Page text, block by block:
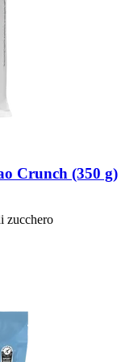
Crunch (350 g)
zucchero